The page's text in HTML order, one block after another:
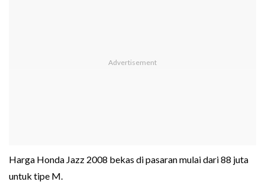
Harga Honda Jazz 2008 bekas di pasaran mulai dari 88 juta
untuk tipe M.